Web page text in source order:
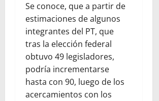
Se conoce, que a partir de
estimaciones de algunos
integrantes del PT, que
tras la elección federal
obtuvo 49 legisladores,
podría incrementarse
hasta con 90, luego de los
acercamientos con los